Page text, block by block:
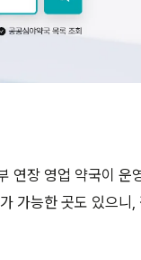
연장 영업 약국이 운
가능한 곳도 있으니,